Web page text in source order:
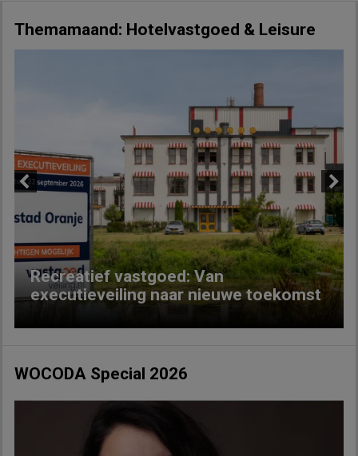
Themamaand: Hotelvastgoed & Leisure
Recreatief vastgoed: Van
executieveiling naar nieuwe toekomst
Next
WOCODA Special 2026